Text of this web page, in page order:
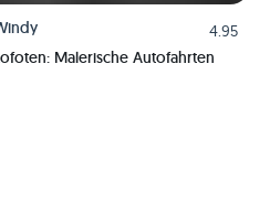
4.95
Malerische Autofahrten